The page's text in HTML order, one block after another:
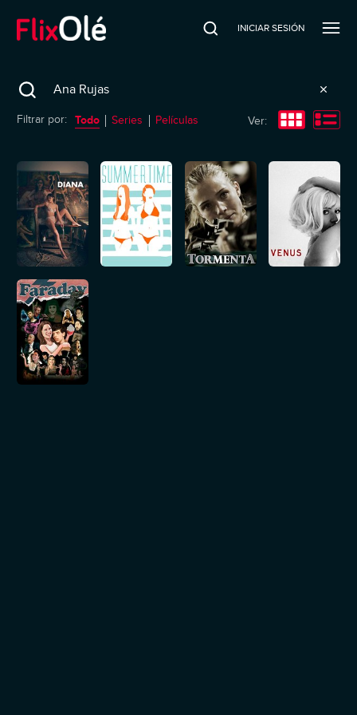
INICIAR SESIÓN
Search
Filtrar por: Todo Series Películas Ver: